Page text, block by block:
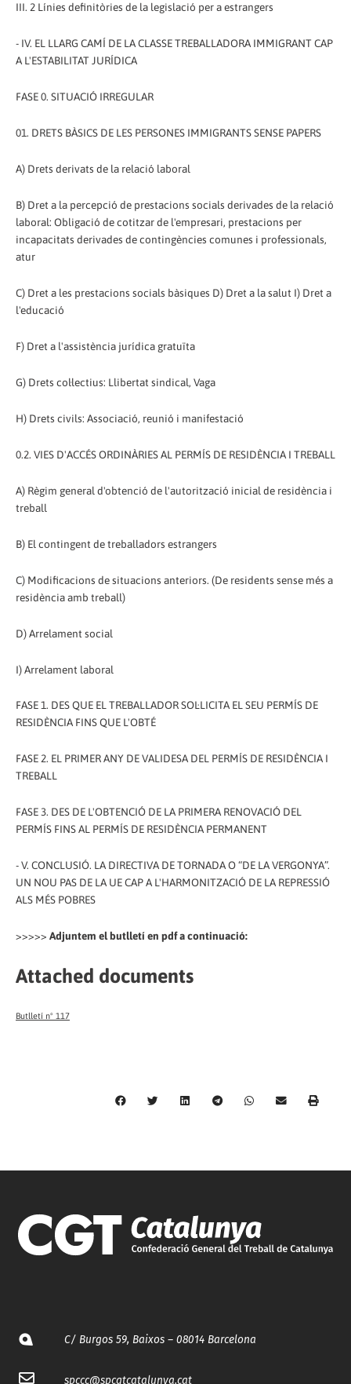
III. 2 Línies definitòries de la legislació per a estrangers
- IV. EL LLARG CAMÍ DE LA CLASSE TREBALLADORA IMMIGRANT CAP
A L'ESTABILITAT JURÍDICA
FASE 0. SITUACIÓ IRREGULAR
01. DRETS BÀSICS DE LES PERSONES IMMIGRANTS SENSE PAPERS
A) Drets derivats de la relació laboral
B) Dret a la percepció de prestacions socials derivades de la relació
laboral: Obligació de cotitzar de l'empresari, prestacions per
incapacitats derivades de contingències comunes i professionals,
atur
C) Dret a les prestacions socials bàsiques D) Dret a la salut I) Dret a
l'educació
F) Dret a l'assistència jurídica gratuïta
G) Drets col·lectius: Llibertat sindical, Vaga
H) Drets civils: Associació, reunió i manifestació
0.2. VIES D'ACCÉS ORDINÀRIES AL PERMÍS DE RESIDÈNCIA I TREBALL
A) Règim general d'obtenció de l'autorització inicial de residència i
treball
B) El contingent de treballadors estrangers
C) Modificacions de situacions anteriors. (De residents sense més a
residència amb treball)
D) Arrelament social
I) Arrelament laboral
FASE 1. DES QUE EL TREBALLADOR SOL·LICITA EL SEU PERMÍS DE
RESIDÈNCIA FINS QUE L'OBTÉ
FASE 2. EL PRIMER ANY DE VALIDESA DEL PERMÍS DE RESIDÈNCIA I
TREBALL
FASE 3. DES DE L'OBTENCIÓ DE LA PRIMERA RENOVACIÓ DEL
PERMÍS FINS AL PERMÍS DE RESIDÈNCIA PERMANENT
- V. CONCLUSIÓ. LA DIRECTIVA DE TORNADA O “DE LA VERGONYA”.
UN NOU PAS DE LA UE CAP A L'HARMONITZACIÓ DE LA REPRESSIÓ
ALS MÉS POBRES
>>>>> Adjuntem el butlletí en pdf a continuació:
Attached documents
Butlletí nº 117
C/ Burgos 59, Baixos – 08014 Barcelona
spccc@spcgtcatalunya.cat